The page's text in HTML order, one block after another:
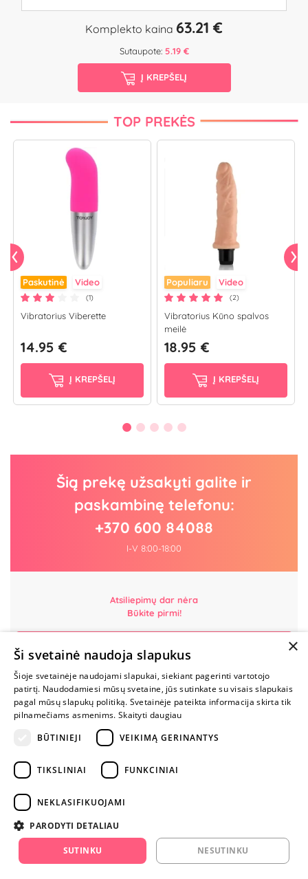
Komplekto kaina 63.21 €
Sutaupote: 5.19 €
Į KREPŠELĮ
TOP PREKĖS
Paskutinė Video
(1)
Vibratorius Viberette
14.95 €
Į KREPŠELĮ
Populiaru Video
(2)
Vibratorius Kūno spalvos
meilė
18.95 €
Į KREPŠELĮ
Šią prekę užsakyti galite ir
paskambinę telefonu:
+370 600 84088
I-V 8:00-18:00
Atsiliepimų dar nėra
Būkite pirmi!
MYLIMIAUSIA
LIETUVOS
ELEKTRONINĖ
PARDUOTUVĖ
ŽAISTI
+370 600 84088
P. Lukšio g. 2, Vilnius ("Sigma" teritorija)
×
Ši svetainė naudoja slapukus
Šioje svetainėje naudojami slapukai, siekiant pagerinti vartotojo
patirtį. Naudodamiesi mūsų svetaine, jūs sutinkate su visais slapukais
pagal mūsų slapukų politiką. Svetainėje pateikta informacija skirta tik
pilnamečiams asmenims. Skaityti daugiau
BŪTINIEJI
VEIKIMĄ GERINANTYS
TIKSLINIAI FUNKCINIAI
NEKLASIFIKUOJAMI
PARODYTI DETALIAU
SUTINKU NESUTINKU